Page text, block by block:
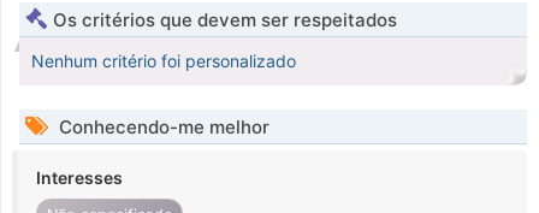
Os critérios que devem ser respeitados
Nenhum critério foi personalizado
Conhecendo-me melhor
Interesses